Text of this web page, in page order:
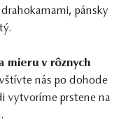
pánsky
mieru v rôznych
nás po dohode
vytvoríme prstene na